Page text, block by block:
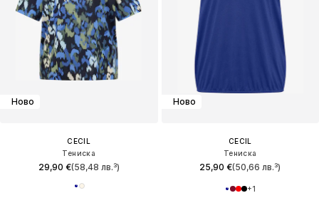
Ново
CECIL
Тениска
29,90 €(58,48 лв.³)
Ново
CECIL
Тениска
25,90 €(50,66 лв.³)
+1